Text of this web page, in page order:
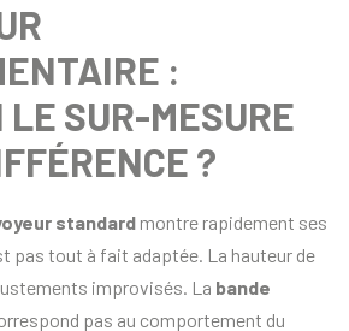
:
LE SUR-MESURE
?
standard montre rapidement ses
pas tout à fait adaptée. La hauteur de
improvisés. La bande
pas au comportement du